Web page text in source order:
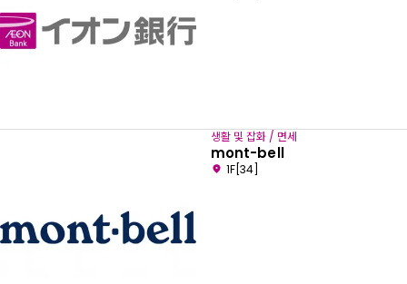
생활 및 잡화 / 면세
mont-bell
1F[34]